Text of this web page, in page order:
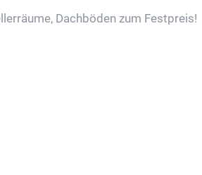
Dachböden zum Festpreis!